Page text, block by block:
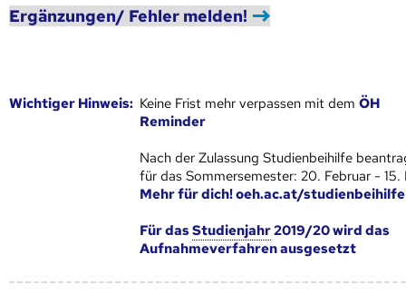
Ergänzungen/ Fehler melden!
Wich­ti­ger Hin­weis: Keine Frist mehr verpassen mit demÖH
Reminder
Nach der Zulassung Studienbeihilfe
für das Sommersemester: 20. Februar - 15.
Mehr für dich! oeh.ac.at/studienbeihilfe
Für dasStudienjahr2019/20 wird das
Aufnahmeverfahren ausgesetzt